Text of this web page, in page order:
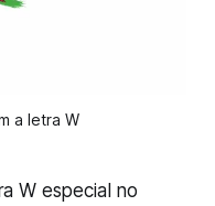
a letra W
W especial no